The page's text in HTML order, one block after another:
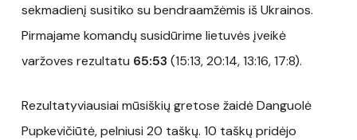
sekmadienį susitiko su bendraamžėmis iš Ukrainos.
Pirmajame komandų susidūrime lietuvės įveikė
varžoves rezultatu 65:53 (15:13, 20:14, 13:16, 17:8).
Rezultatyviausiai mūsiškių gretose žaidė Danguolė
Pupkevičiūtė, pelniusi 20 taškų. 10 taškų pridėjo